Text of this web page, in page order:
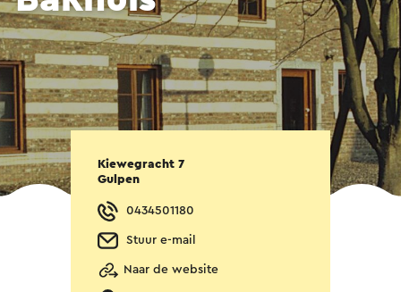
Kiewegracht 7
Gulpen
0434501180
Stuur e-mail
Naar de website